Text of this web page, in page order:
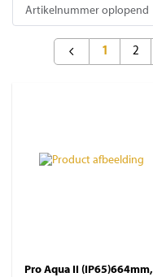
1 2
Pro Aqua II (IP65)664mm,